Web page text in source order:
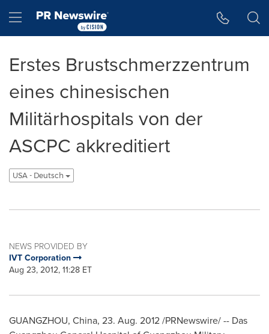
Hamburger menu
Erstes Brustschmerzzentrum
eines chinesischen
Militärhospitals von der
ASCPC akkreditiert
USA - Deutsch
NEWS PROVIDED BY
IVT Corporation
Aug 23, 2012, 11:28 ET
GUANGZHOU, China, 23. Aug. 2012/PRNewswire/ -- Das